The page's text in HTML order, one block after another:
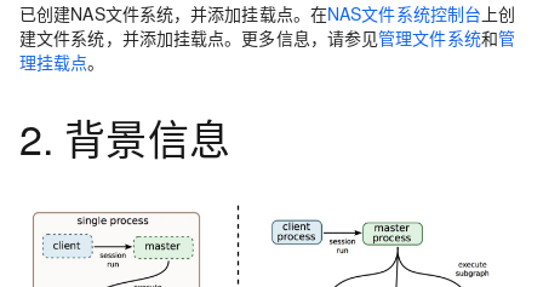
已创建NAS文件系统，并添加挂载点。在NAS文件系统控制台 上创
建文件系统，并添加挂载点。更多信息，请参见管理文件系统和管
理挂载点。
2. 背景信息